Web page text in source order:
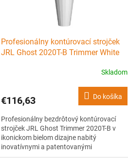
Profesionálny kontúrovací strojček
JRL Ghost 2020T-B Trimmer White
Skladom
€116,63 Do košíka
Profesionálny bezdrôtový kontúrovací
strojček JRL Ghost Trimmer 2020T-B v
ikonickom bielom dizajne nabitý
inovatívnymi a patentovanými
technológiami. Tichý chod, predĺžená 3,5-